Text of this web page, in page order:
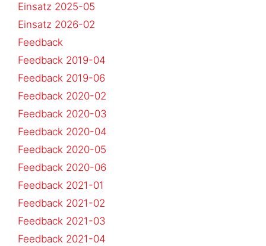
Einsatz 2025-05
Einsatz 2026-02
Feedback
Feedback 2019-04
Feedback 2019-06
Feedback 2020-02
Feedback 2020-03
Feedback 2020-04
Feedback 2020-05
Feedback 2020-06
Feedback 2021-01
Feedback 2021-02
Feedback 2021-03
Feedback 2021-04